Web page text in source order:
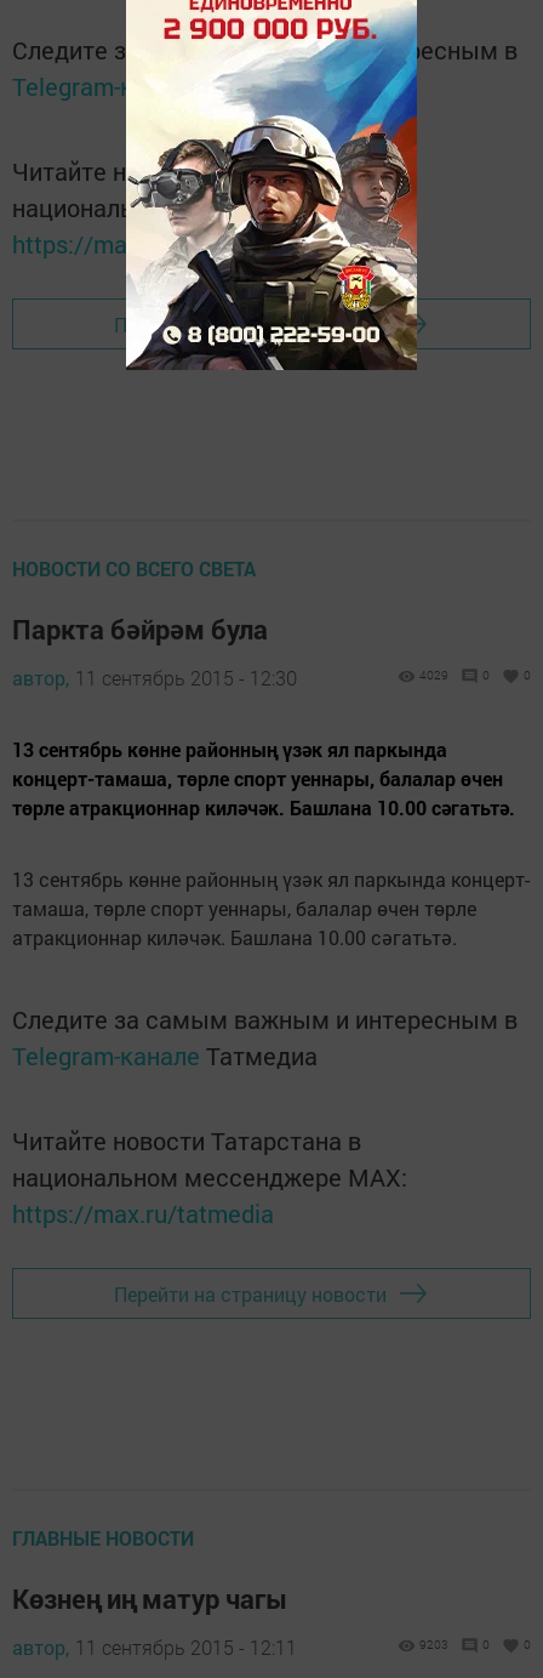
Следите за самым важным и интересным в
Telegram-канале
Татмедиа
Читайте новости Татарстана в
национальном мессенджере MАХ:
https://max.ru/tatmedia
Перейти на страницу новости
НОВОСТИ СО ВСЕГО СВЕТА
Паркта бәйрәм була
автор, 11 сентябрь 2015 - 12:30 4029 0 0
13 сентябрь көнне районның үзәк ял паркында
концерт-тамаша, төрле спорт уеннары, балалар өчен
төрле атракционнар киләчәк. Башлана 10.00 сәгатьтә.
13 сентябрь көнне районның үзәк ял паркында концерт-
тамаша, төрле спорт уеннары, балалар өчен төрле
атракционнар киләчәк. Башлана 10.00 сәгатьтә.
Следите за самым важным и интересным в
Telegram-канале Татмедиа
Читайте новости Татарстана в
национальном мессенджере MАХ:
https://max.ru/tatmedia
Перейти на страницу новости
ГЛАВНЫЕ НОВОСТИ
Көзнең иң матур чагы
автор, 11 сентябрь 2015 - 12:11 9203 0 0